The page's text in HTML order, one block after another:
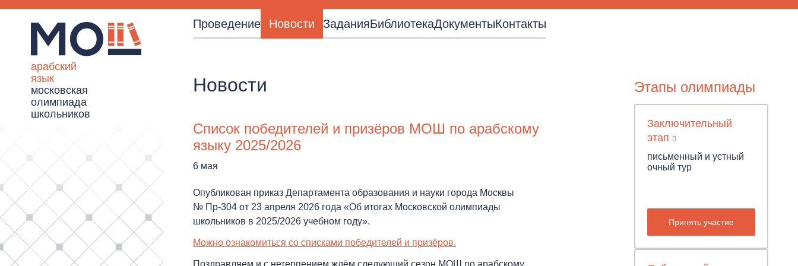
арабский
язык
московская
олимпиада
школьников
Проведение Новости ЗаданияБиблиотекаДокументыКонтакты
Новости
Список победителей и призёров МОШ по арабскому
языку 2025/2026
6 мая
Опубликован приказ Департамента образования и науки города Москвы
№ Пр-304 от 23 апреля 2026 года «Об итогах Московской олимпиады
школьников в 2025/2026 учебном году».
Можно ознакомиться со списками победителей и призёров.
Поздравляем и с нетерпением ждём следующий сезон МОШ по арабскому
Этапы олимпиады
Заключительный
этап
письменный и устный
очный тур
Принять участие